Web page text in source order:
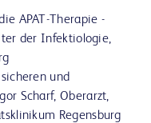
APAT-Therapie -
der Infektiologie,
und
Scharf, Oberarzt,
Regensburg